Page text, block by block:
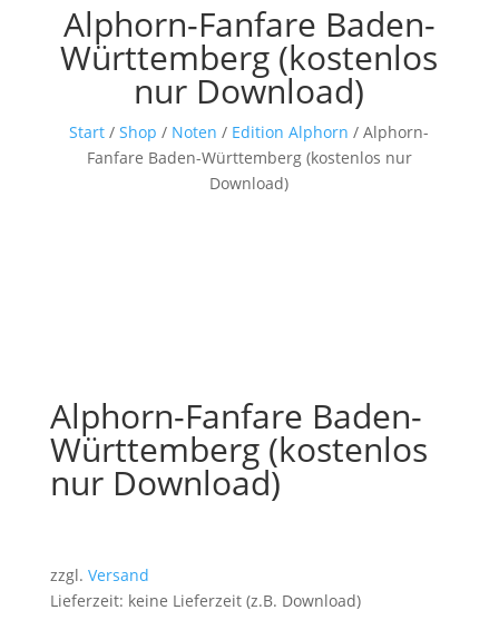
Alphorn-Fanfare Baden-
Württemberg (kostenlos
nur Download)
Start /Shop / Noten / Edition Alphorn / Alphorn-
Fanfare Baden-Württemberg (kostenlos nur
Download)
Alphorn-Fanfare Baden-
Württemberg (kostenlos
nur Download)
zzgl. Versand
Lieferzeit: keine Lieferzeit (z.B. Download)